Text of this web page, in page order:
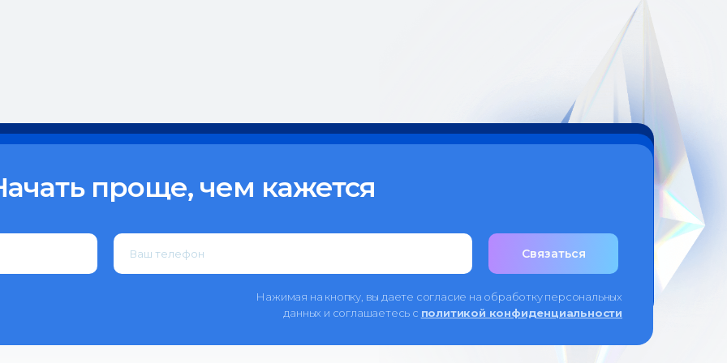
проще, чем кажется
Связаться
Нажимая на кнопку, вы даете согласие на обработку персональных
данных и соглашаетесь c политикой конфиденциальности
443099, Самара, ул. Чапаевская, 89, (каб. 505-